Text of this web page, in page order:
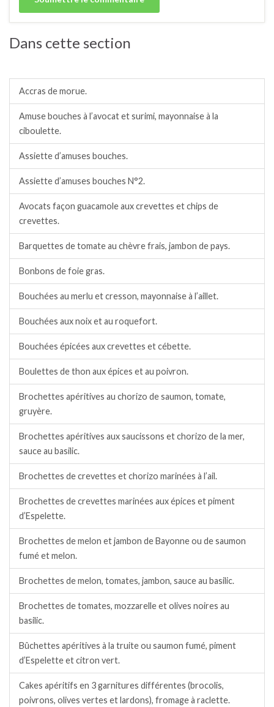
Dans cette section
Accras de morue.
Amuse bouches à l’avocat et surimi, mayonnaise à la
ciboulette.
Assiette d’amuses bouches.
Assiette d’amuses bouches N°2.
Avocats façon guacamole aux crevettes et chips de
crevettes.
Barquettes de tomate au chèvre frais, jambon de pays.
Bonbons de foie gras.
Bouchées au merlu et cresson, mayonnaise à l’aillet.
Bouchées aux noix et au roquefort.
Bouchées épicées aux crevettes et cébette.
Boulettes de thon aux épices et au poivron.
Brochettes apéritives au chorizo de saumon, tomate,
gruyère.
Brochettes apéritives aux saucissons et chorizo de la mer,
sauce au basilic.
Brochettes de crevettes et chorizo marinées à l’ail.
Brochettes de crevettes marinées aux épices et piment
d’Espelette.
Brochettes de melon et jambon de Bayonne ou de saumon
fumé et melon.
Brochettes de melon, tomates, jambon, sauce au basilic.
Brochettes de tomates, mozzarelle et olives noires au
basilic.
Bûchettes apéritives à la truite ou saumon fumé, piment
d’Espelette et citron vert.
Cakes apéritifs en 3 garnitures différentes (brocolis,
poivrons, olives vertes et lardons), fromage à raclette.